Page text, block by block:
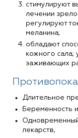
стимулируют
лечении
регулируют
меланина;
обладают
кожного сала;
заживающих
Длительное
Беременность
лекарств,